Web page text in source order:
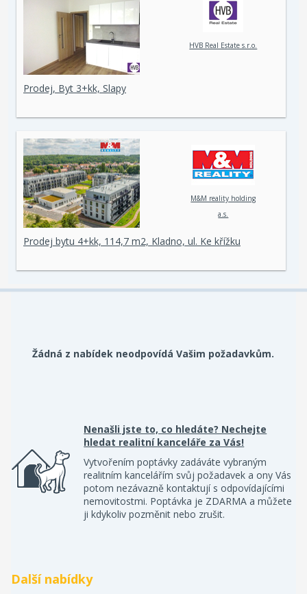
HVB Real Estate s.r.o.
Prodej, Byt 3+kk, Slapy
M&M reality holding
a.s.
Prodej bytu 4+kk, 114,7 m2, Kladno, ul. Ke křížku
Žádná z nabídek neodpovídá Vašim požadavkům.
Nenašli jste to, co hledáte? Nechejte
hledat realitní kanceláře za Vás!
Vytvořením poptávky zadáváte vybraným
realitním kancelářím svůj požadavek a ony Vás
potom nezávazně kontaktují s odpovídajícími
nemovitostmi. Poptávka je ZDARMA a můžete
ji kdykoliv pozměnit nebo zrušit.
Další nabídky